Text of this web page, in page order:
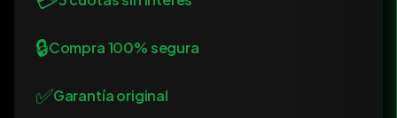
🔒Compra 100% segura
✅Garantía original